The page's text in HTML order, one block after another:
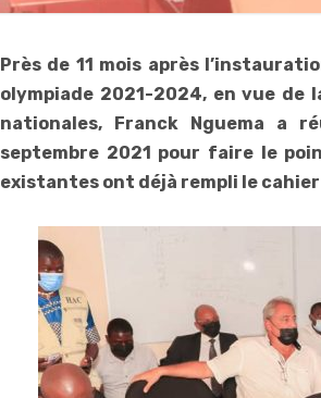
Près de 11 mois après
olympiade 2021-2024, en vue
nationales, Franck Nguema a
septembre 2021 pour faire le
existantes ont déjà rempli le